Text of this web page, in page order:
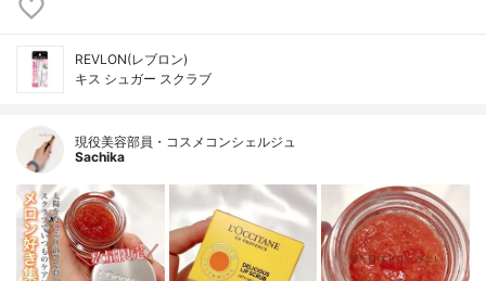
REVLON(レブロン)
キス シュガー スクラブ
現役美容部員・コスメコンシェルジュ
Sachika